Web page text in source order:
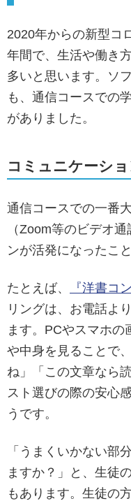
2020年からの新型コ
年間で、生活や働き
多いと思います。ソ
も、通信コースでの
がありました。
コミュニケーシ
通信コースでの一番
（Zoom等のビデオ
ンが活発になったこ
たとえば、 『洋書コ
リングは、お電話よ
ます。PCやスマホ
や中身を見ることで
ね」「この文章なら
スト選びの際の安心
うです。
「うまくいかない部
ますか？」と、生徒
もあります。生徒の